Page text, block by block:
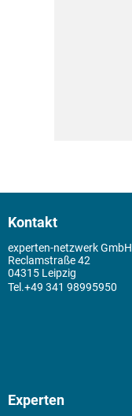
Kontakt
experten-netzwerk GmbH
Reclamstraße 42
04315 Leipzig
+49 341 98995950
Experten